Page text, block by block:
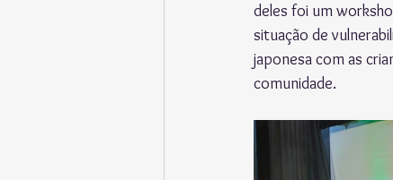
deles foi um
situação de
japonesa com as
comunidade.